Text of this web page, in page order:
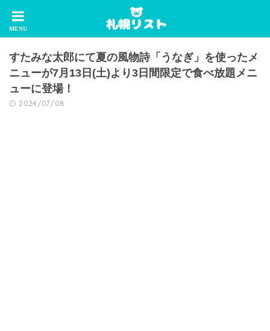
すたみな太郎にて夏の風物詩「うなぎ」を使ったメ
ニューが7月13日(土)より3日間限定で食べ放題メニ
ューに登場！
2024/07/08